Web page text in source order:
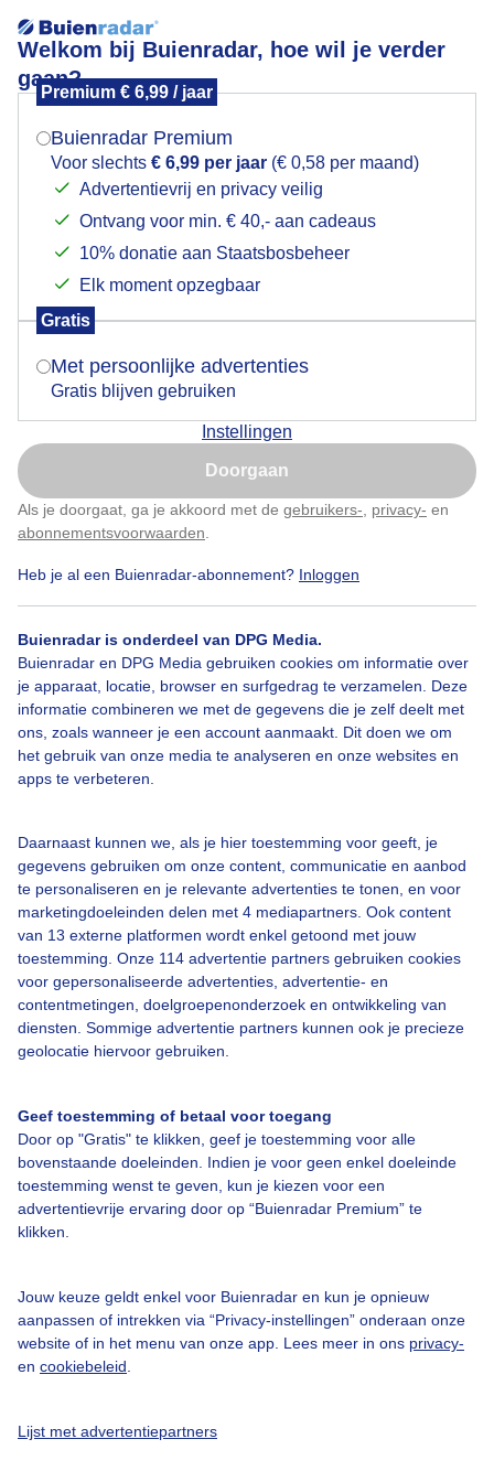
Welkom bij Buienradar, hoe wil je verder
gaan?
Premium € 6,99 / jaar
Buienradar Premium
Voor slechts € 6,99 per jaar (€ 0,58 per maand)
Advertentievrij en privacy veilig
Ontvang voor min. € 40,- aan cadeaus
10% donatie aan Staatsbosbeheer
Elk moment opzegbaar
Gratis
Met persoonlijke advertenties
Gratis blijven gebruiken
Instellingen
Doorgaan
Als je doorgaat, ga je akkoord met de gebruikers- privacy- en
abonnementsvoorwaarden
Heb je al een Buienradar-abonnement? Inloggen
Buienradar is onderdeel van DPG Media.
Buienradar en DPG Media gebruiken cookies om informatie over
je apparaat, locatie, browser en surfgedrag te verzamelen. Deze
informatie combineren we met de gegevens die je zelf deelt met
ons, zoals wanneer je een account aanmaakt. Dit doen we om
het gebruik van onze media te analyseren en onze websites en
apps te verbeteren.
Daarnaast kunnen we, als je hier toestemming voor geeft, je
gegevens gebruiken om onze content, communicatie en aanbod
te personaliseren en je relevante advertenties te tonen, en voor
marketingdoeleinden delen met 4 mediapartners. Ook content
van 13 externe platformen wordt enkel getoond met jouw
toestemming. Onze 114 advertentie partners gebruiken cookies
voor gepersonaliseerde advertenties, advertentie- en
contentmetingen, doelgroepenonderzoek en ontwikkeling van
diensten. Sommige advertentie partners kunnen ook je precieze
geolocatie hiervoor gebruiken.
Geef toestemming of betaal voor toegang
Door op "Gratis" te klikken, geef je toestemming voor alle
bovenstaande doeleinden. Indien je voor geen enkel doeleinde
toestemming wenst te geven, kun je kiezen voor een
advertentievrije ervaring door op “Buienradar Premium” te
klikken.
Jouw keuze geldt enkel voor Buienradar en kun je opnieuw
aanpassen of intrekken via “Privacy-instellingen” onderaan onze
website of in het menu van onze app. Lees meer in ons privacy-
en cookiebeleid
Lijst met advertentiepartners
op het duin
wolken en zon. Foto in Vlissingen gemaakt
Door: Monique Ardon Gemaakt: 08-06-2025, 53x bekeken
Wolken Wind
Bekijk slideshow
Een moment geduld aub...
Over Buienradar
Bedrijfsgegevens
Contact
Toegankelijkheid
Gebruikersvoorwaarden
Mogen we je locatie gebruiken voor het
Indien je hier nog geen akkoord op hebt gegeven,
verschijnt er zo een pop-up uit je browser waarin
Is goed, toon de popup
Nu niet, misschien later
Klik hierom dit aan te passen